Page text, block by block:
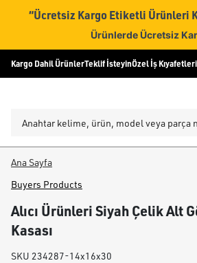
“Ücretsiz Kargo Etiketli Ürünleri
Ürünlerde Ücretsiz
Kargo Dahil ÜrünlerTeklif İsteyinÖzel İş Kıyafetleri
Ana Sayfa
Buyers Products
Alıcı Ürünleri Siyah Çelik Alt
Kasası
SKU 234287-14x16x30